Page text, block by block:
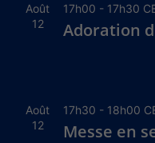
Août
12
17h00 - 17h30
Adoration
Août
12
17h30 - 18h00
Messe en